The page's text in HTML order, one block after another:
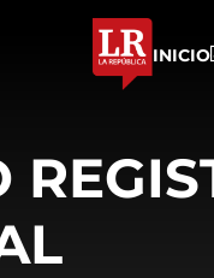
INICIO